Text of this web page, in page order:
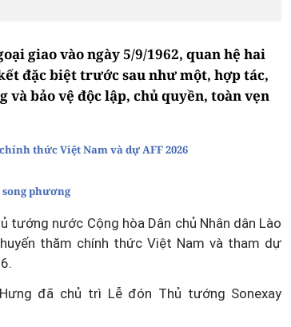
giao vào ngày 5/9/1962, quan hệ hai
đặc biệt trước sau như một, hợp tác,
bảo vệ độc lập, chủ quyền, toàn vẹn
thức Việt Nam và dự AFF 2026
phương
tướng nước Cộng hòa Dân chủ Nhân dân Lào
thăm chính thức Việt Nam và tham dự
đã chủ trì Lễ đón Thủ tướng Sonexay